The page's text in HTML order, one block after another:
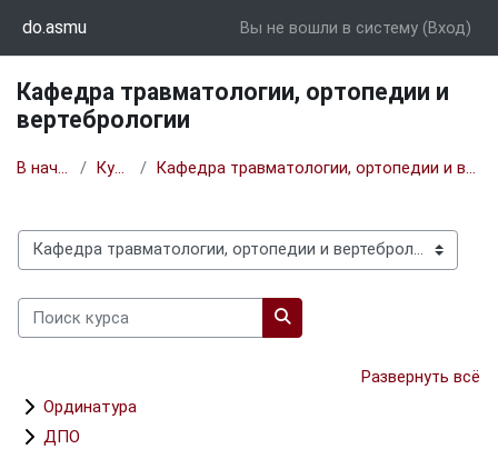
do.asmu Вы не вошли в систему (Вход)
Кафедра травматологии, ортопедии и
вертебрологии
В начало Курсы Кафедра травматологии, ортопедии и вертебрологии
Категории курсов
Поиск курса
Поиск курса
Развернуть всё
Ординатура
ДПО